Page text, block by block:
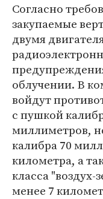
Согласно
закупаемые
двумя
облучении. В
войдут
с пушкой
миллиметров,
калибра 70
километра, а
класса "воздух-
менее 7